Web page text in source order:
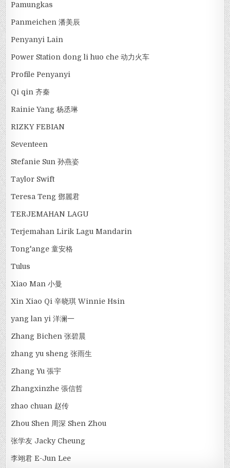
Pamungkas
Panmeichen 潘美辰
Penyanyi Lain
Power Station dong li huo che 动力火车
Profile Penyanyi
Qi qin 齐秦
Rainie Yang 杨丞琳
RIZKY FEBIAN
Seventeen
Stefanie Sun 孙燕姿
Taylor Swift
Teresa Teng 鄧麗君
TERJEMAHAN LAGU
Terjemahan Lirik Lagu Mandarin
Tong'ange 童安格
Tulus
Xiao Man 小曼
Xin Xiao Qi 辛晓琪 Winnie Hsin
yang lan yi 洋澜一
Zhang Bichen 张碧晨
zhang yu sheng 张雨生
Zhang Yu 張宇
Zhangxinzhe 張信哲
zhao chuan 赵传
Zhou Shen 周深 Shen Zhou
张学友 Jacky Cheung
李翊君 E-Jun Lee